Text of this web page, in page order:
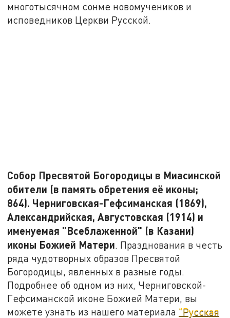
многотысячном сонме новомучеников и
исповедников Церкви Русской.
Собор Пресвятой Богородицы в Миасинской
обители (в память обретения её иконы;
864). Черниговская-Гефсиманская (1869),
Александрийская, Августовская (1914) и
именуемая "Всеблаженной" (в Казани)
иконы Божией Матери. Празднования в честь
ряда чудотворных образов Пресвятой
Богородицы, явленных в разные годы.
Подробнее об одном из них, Черниговской-
Гефсиманской иконе Божией Матери, вы
можете узнать из нашего материала "Русская